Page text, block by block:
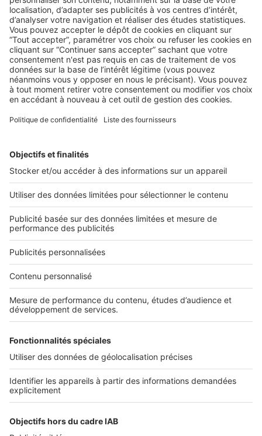
BUSINESS
Boost Social Immo : la solution pour
piloter et amplifier la visibilité de vos
annonces sur les réseaux sociaux
SeLoger lance aujourd’hui Boost Social Immo, un outil qui
vous donne la possibilité de mettre en avant ...
2 rue des Italiens 75009 Paris
01 53 38 80 00
Nos solutions pro
Actualités pro
Nous contacter